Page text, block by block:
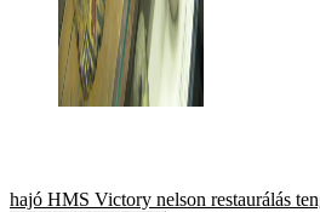
hajó HMS Victory nelson restaurálás